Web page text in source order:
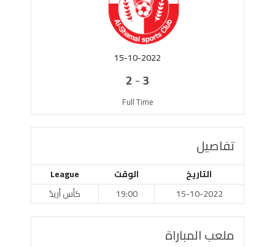
15-10-2022
3
-
2
Full Time
تفاصيل
التاريخ الوقت
League
15-10-2022
19:00 كأس أريدُ
ملعب المباراة